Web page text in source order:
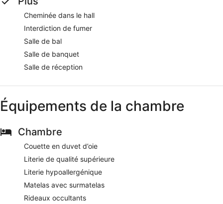
Cheminée dans le hall
Interdiction de fumer
Salle de bal
Salle de banquet
Salle de réception
Équipements de la chambre
Chambre
Couette en duvet d’oie
Literie de qualité supérieure
Literie hypoallergénique
Matelas avec surmatelas
Rideaux occultants